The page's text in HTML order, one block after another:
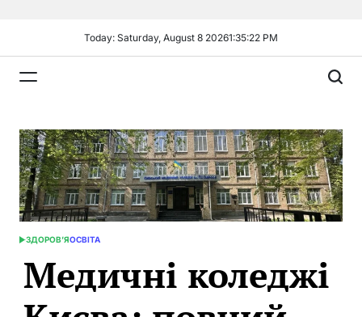
Today: Saturday, August 8 20261:35:23 PM
POSTED
ЗДОРОВ’ЯОСВІТА
Медичні коледжі